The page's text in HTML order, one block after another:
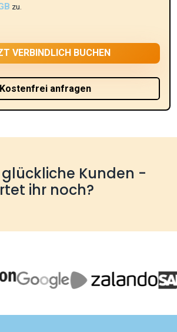
zu.
glückliche Kunden -
ihr noch?